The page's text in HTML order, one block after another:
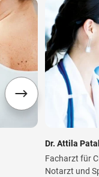
Dr. Attila
Facharzt für
Notarzt und